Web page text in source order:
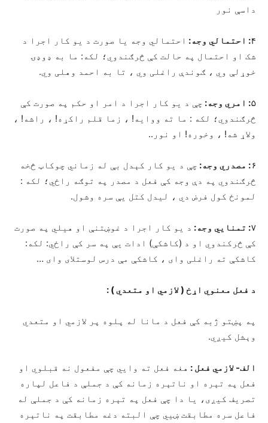
داسې نور
۴: احتمالي وجه:
احتمالي وجه یا صورت د یو کار اجرا د
شک او احتمال په حالت کې څرګندوي؛ لکه: ما به ډوډۍ
خوړلې وي ، ګوندې راغلی وي ، تا به احمد وهلی وي.
۵: امري وجه:
چې د یو کار اجرا د امر او حکم په صورت کې
څرګندوي؛ لکه : ما ته ووایه! ، زما قلم راکړه! ، راشه! ،
ولاړ شه! ، وخوره! او نور..
۶: مصدري وجه:
چې د یو کار کېدل بې له زماني چوکاټ څخه
څرګندوي په دې وجه کې فعل د مصدر په توګه راځي؛ لکه :
لمونځ کول فرض دي ، لیدل کتل يې سره وشول.
۷: تمنايي وجه:
د یو کار اجرا د غوښتنې او هیلي په صورت
کې څرکندوي او د (کاشکې) ادات یې په سر کې راځي: لکه:
کاشکې ته راغلی وای ، کاشکې مې درس لوستلای وای …
د فعل معنوي اړخ ( لازمي او متعدي ) :
په پښتو ژبه کې فعل د مانا له پلوه پر لازمي او متعدي
وېشل کیږي.
الف- لازمي فعل : هغه فعل ته وايي چې مفعول نه قبلوي او
فعل په تېره او ناتېره زمانه کې د جملې د فاعل لپاره
تصریف کیږی، یا دا چې فعل په تېره زمانه کې د جملې له
فاعل سره مطابقت ښيي چې البته دغه مطابقت په ناتېره